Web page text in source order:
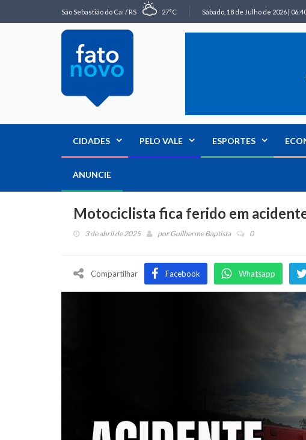
São Sebastião do Caí / RS 27°C Sábado, 18 de Julho de 2026 |
CIDADES PELO VALE ESPORTES
ANUNCIE
Motociclista fica ferido em
3 de abril de 2025 porGuilherme Baptista 0
Compartilhar Facebook Whatsapp